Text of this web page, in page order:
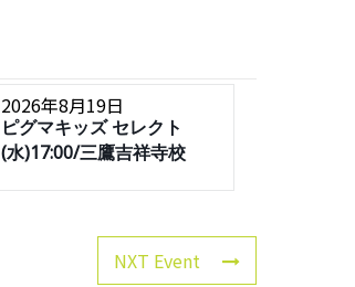
2026年8月19日
ピグマキッズ セレクト
(水)17:00/三鷹吉祥寺校
NXT Event